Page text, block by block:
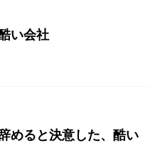
い会社
めると決意した、酷い